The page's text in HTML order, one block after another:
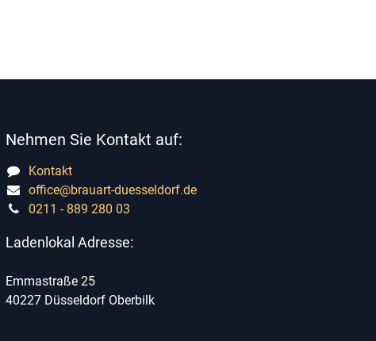
Nehmen Sie Kontakt auf:
Kontakt
office@brauart-duesseldorf.de
0211 - 889 280 03
Ladenlokal Adresse:
Emmastraße 25
40227 Düsseldorf Oberbilk